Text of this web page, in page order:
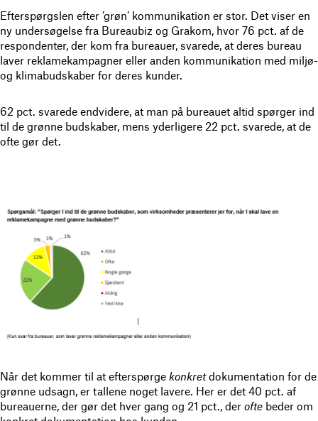
Efterspørgslen efter ’grøn’ kommunikation er stor. Det viser en
ny undersøgelse fra Bureaubiz og Grakom, hvor 76 pct. af de
respondenter, der kom fra bureauer, svarede, at deres bureau
laver reklamekampagner eller anden kommunikation med miljø-
og klimabudskaber for deres kunder.
62 pct. svarede endvidere, at man på bureauet altid spørger ind
til de grønne budskaber, mens yderligere 22 pct. svarede, at de
ofte gør det.
Når det kommer til at efterspørge konkretdokumentation for de
grønne udsagn, er tallene noget lavere. Her er det 40 pct. af
bureauerne, der gør det hver gang og 21 pct., der ofte beder om